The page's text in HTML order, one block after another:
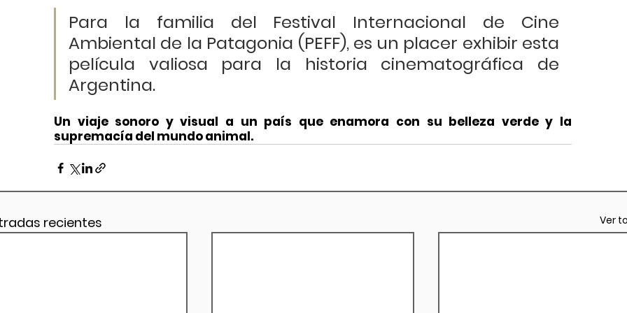
Para la familia del Festival Internacional de Cine
Ambiental de la Patagonia (PEFF), es un placer exhibir esta
película valiosa para la historia cinematográfica de
Argentina.
Un viaje sonoro y visual a un país que enamora con su belleza verde y la
supremacía del mundo animal.
recientes Ver